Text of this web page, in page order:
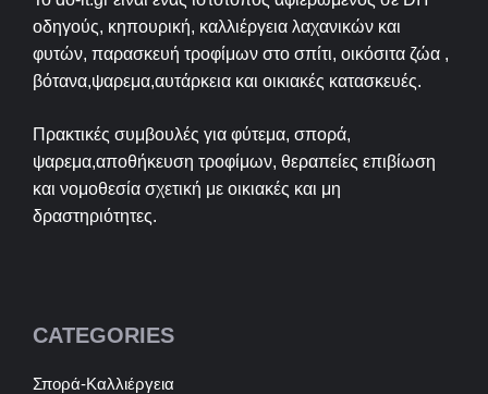
οδηγούς, κηπουρική, καλλιέργεια λαχανικών και
φυτών, παρασκευή τροφίμων στο σπίτι, οικόσιτα ζώα ,
βότανα,ψαρεμα,αυτάρκεια και οικιακές κατασκευές.
Πρακτικές συμβουλές για φύτεμα, σπορά,
ψαρεμα,αποθήκευση τροφίμων, θεραπείες επιβίωση
και νομοθεσία σχετική με οικιακές και μη
δραστηριότητες.
CATEGORIES
Σπορά-Καλλιέργεια